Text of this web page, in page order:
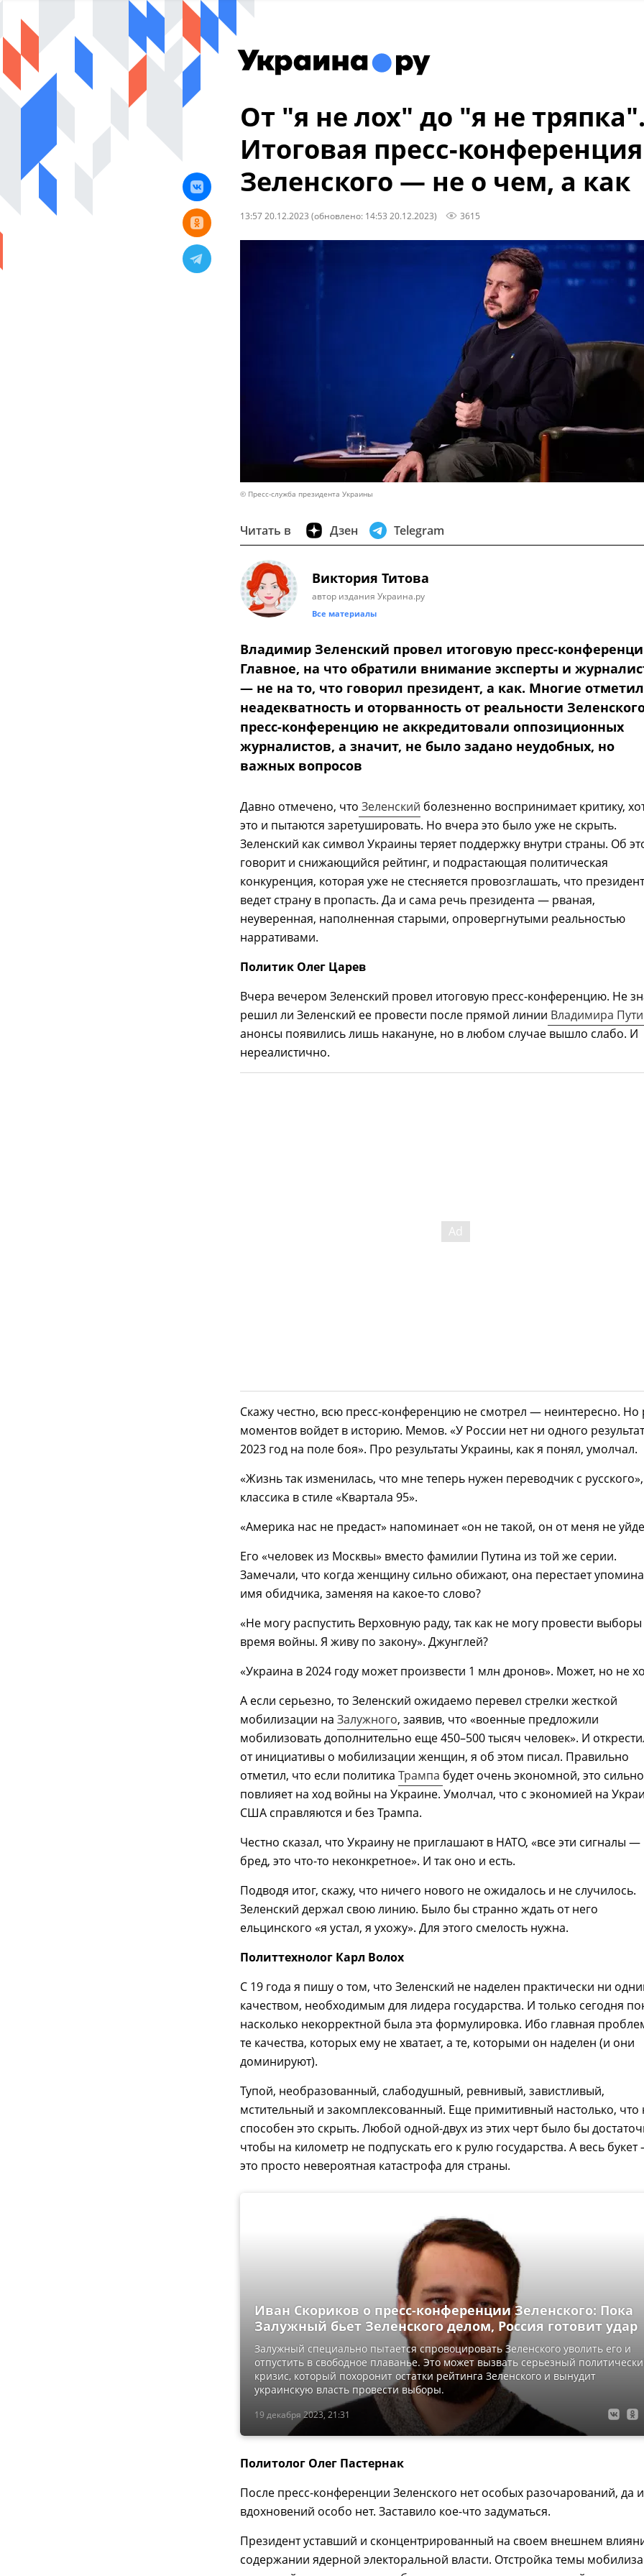
От "я не лох" до "я не тряпка".
Итоговая пресс-конференция
Зеленского — не о чем, а как
13:57 20.12.2023 (обновлено: 14:53 20.12.2023) 3615
© Пресс-служба президента Украины
Читать в Дзен Telegram
Виктория Титова
автор издания Украина.ру
Все материалы
Владимир Зеленский провел итоговую пресс-
Главное, на что обратили внимание эксперты и
— не на то, что говорил президент, а как. Многие
неадекватность и оторванность от реальности
пресс-конференцию не аккредитовали оппозиционных
журналистов, а значит, не было задано неудобных, но
важных вопросов
Давно отмечено, что Зеленский болезненно воспринимает критику,
это и пытаются заретушировать. Но вчера это было уже не скрыть.
Зеленский как символ Украины теряет поддержку внутри страны. Об
говорит и снижающийся рейтинг, и подрастающая политическая
конкуренция, которая уже не стесняется провозглашать, что президент
ведет страну в пропасть. Да и сама речь президента — рваная,
неуверенная, наполненная старыми, опровергнутыми реальностью
нарративами.
Политик Олег Царев
Вчера вечером Зеленский провел итоговую пресс-конференцию. Не
решил ли Зеленский ее провести после прямой линии Владимира
анонсы появились лишь накануне, но в любом случае вышло слабо. И
нереалистично.
Скажу честно, всю пресс-конференцию не смотрел — неинтересно. Но
моментов войдет в историю. Мемов. «У России нет ни одного
2023 год на поле боя». Про результаты Украины, как я понял, умолчал.
«Жизнь так изменилась, что мне теперь нужен переводчик с
классика в стиле «Квартала 95».
«Америка нас не предаст» напоминает «он не такой, он от меня не
Его «человек из Москвы» вместо фамилии Путина из той же серии.
Замечали, что когда женщину сильно обижают, она перестает
имя обидчика, заменяя на какое-то слово?
«Не могу распустить Верховную раду, так как не могу провести
время войны. Я живу по закону». Джунглей?
«Украина в 2024 году может произвести 1 млн дронов». Может, но не
А если серьезно, то Зеленский ожидаемо перевел стрелки жесткой
мобилизации на Залужного, заявив, что «военные предложили
мобилизовать дополнительно еще 450–500 тысяч человек». И
от инициативы о мобилизации женщин, я об этом писал. Правильно
отметил, что если политика Трампа будет очень экономной, это сильно
повлияет на ход войны на Украине. Умолчал, что с экономией на
США справляются и без Трампа.
Честно сказал, что Украину не приглашают в НАТО, «все эти сигналы —
бред, это что-то неконкретное». И так оно и есть.
Подводя итог, скажу, что ничего нового не ожидалось и не случилось.
Зеленский держал свою линию. Было бы странно ждать от него
ельцинского «я устал, я ухожу». Для этого смелость нужна.
Политтехнолог Карл Волох
С 19 года я пишу о том, что Зеленский не наделен практически ни
качеством, необходимым для лидера государства. И только сегодня
насколько некорректной была эта формулировка. Ибо главная
те качества, которых ему не хватает, а те, которыми он наделен (и они
доминируют).
Тупой, необразованный, слабодушный, ревнивый, завистливый,
мстительный и закомплексованный. Еще примитивный настолько, что
способен это скрыть. Любой одной-двух из этих черт было бы
чтобы на километр не подпускать его к рулю государства. А весь
это просто невероятная катастрофа для страны.
19 декабря 2023, 21:31
Иван Скориков о пресс-конференции Зеленского: Пока
Залужный бьет Зеленского делом, Россия готовит удар
Залужный специально пытается спровоцировать Зеленского уволить его и
отпустить в свободное плаванье. Это может вызвать серьезный
кризис, который похоронит остатки рейтинга Зеленского и вынудит
украинскую власть провести выборы.
Политолог Олег Пастернак
После пресс-конференции Зеленского нет особых разочарований, да и
вдохновений особо нет. Заставило кое-что задуматься.
Президент уставший и сконцентрированный на своем внешнем
содержании ядерной электоральной власти. Отстройка темы